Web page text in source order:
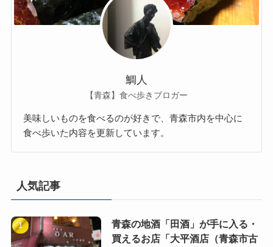
鯛人
【青森】食べ歩きブロガー
美味しいものを食べるのが好きで、青森市内を中心に
食べ歩いた内容を更新しています。
人気記事
青森の地酒「田酒」が手に入る・
買えるお店「大平酒店（青森市古